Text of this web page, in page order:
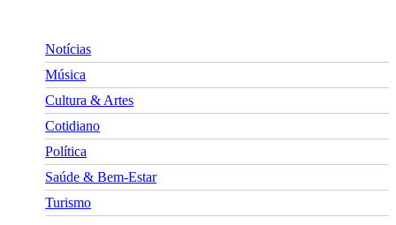
Notícias
Música
Cultura & Artes
Cotidiano
Política
Saúde & Bem-Estar
Turismo